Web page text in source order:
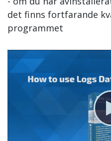
det finns fortfarande
programmet